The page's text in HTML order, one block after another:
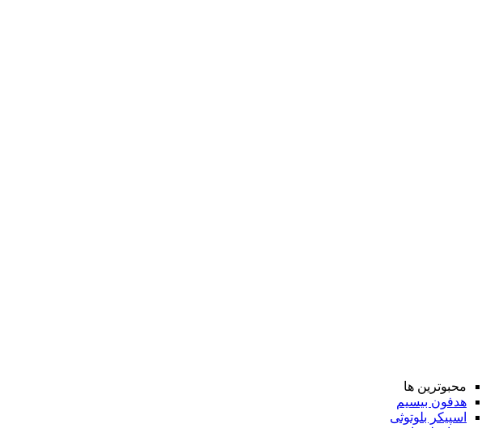
محبوترین ها
هدفون بیسیم
اسپیکر بلوتوثی